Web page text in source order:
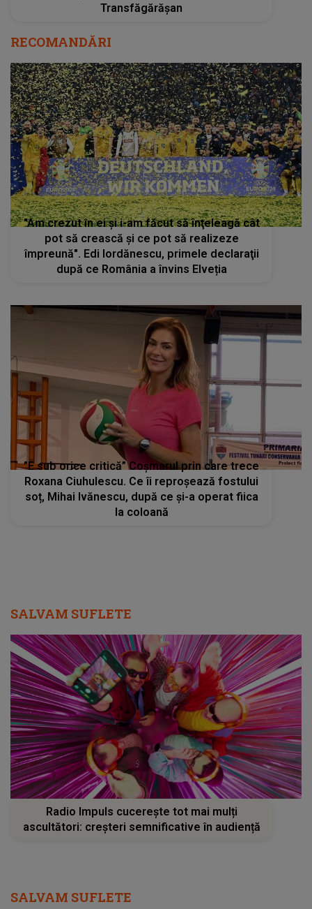
Transfăgărășan
RECOMANDĂRI
"Am crezut în ei şi i-am făcut să înţeleagă cât
pot să crească şi ce pot să realizeze
împreună". Edi Iordănescu, primele declaraţii
după ce România a învins Elveția
”E sub orice critică” Coșmarul prin care trece
Roxana Ciuhulescu. Ce îi reproșează fostului
soț, Mihai Ivănescu, după ce și-a operat fiica
la coloană
SALVAM SUFLETE
Radio Impuls cucerește tot mai mulți
ascultători: creșteri semnificative în audiență
SALVAM SUFLETE